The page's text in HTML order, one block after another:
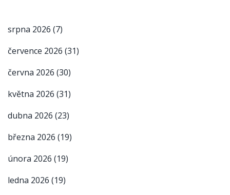
srpna 2026 (7)
července 2026 (31)
června 2026 (30)
května 2026 (31)
dubna 2026 (23)
března 2026 (19)
února 2026 (19)
ledna 2026 (19)